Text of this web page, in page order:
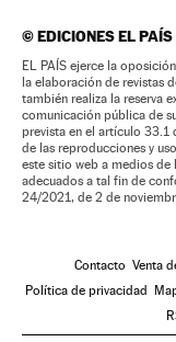
©EDICIONES EL PAÍS
EL PAÍS ejerce la
la elaboración de revistas
también realiza la reserva
comunicación pública de
prevista en el artículo 33.1
de las reproducciones y
este sitio web a medios de
adecuados a tal fin de
24/2021, de 2 de
Contacto Venta
Política de privacidad